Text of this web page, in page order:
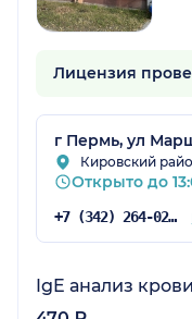
Лицензия
г Пермь, ул
Кировский
Открыто до
+7 (342) 264-02-09
IgE анализ